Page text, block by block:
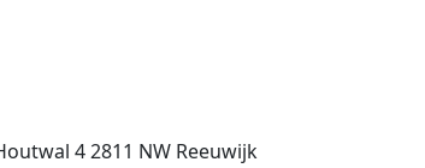
4 2811 NW Reeuwijk